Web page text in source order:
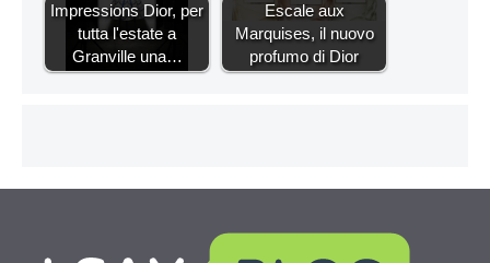
Impressions Dior, per
tutta l'estate a
Granville una…
Escale aux
Marquises, il nuovo
profumo di Dior